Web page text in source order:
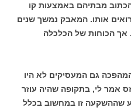
מבתיהם באמצעות קו
רואים אותו. המאבק נמשך שנים
אך הכוחות של הכלכלה
גם המעסיקים לא היו
אמר לי, בתקופה שהיה עוזר
שההשקעה זו במחשוב בכלל